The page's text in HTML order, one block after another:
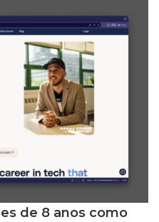
de 8 anos como